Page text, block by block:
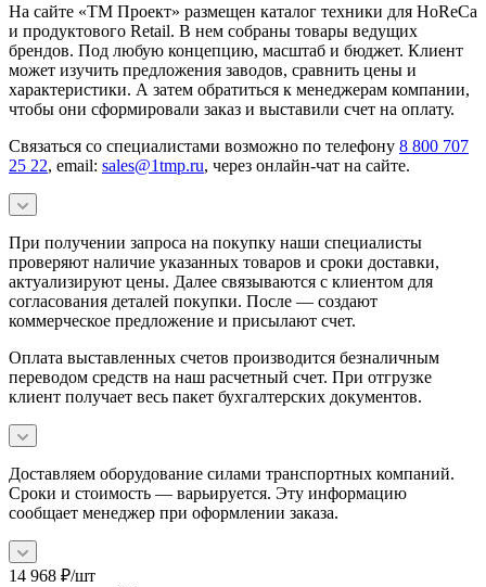
На сайте «ТМ Проект» размещен каталог техники для HoReCa
и продуктового Retail. В нем собраны товары ведущих
брендов. Под любую концепцию, масштаб и бюджет. Клиент
может изучить предложения заводов, сравнить цены и
характеристики. А затем обратиться к менеджерам компании,
чтобы они сформировали заказ и выставили счет на оплату.
Связаться со специалистами возможно по телефону 8 800 707
25 22, email: sales@1tmp.ru, через онлайн-чат на сайте.
При получении запроса на покупку наши специалисты
проверяют наличие указанных товаров и сроки доставки,
актуализируют цены. Далее связываются с клиентом для
согласования деталей покупки. После — создают
коммерческое предложение и присылают счет.
Оплата выставленных счетов производится безналичным
переводом средств на наш расчетный счет. При отгрузке
клиент получает весь пакет бухгалтерских документов.
Доставляем оборудование силами транспортных компаний.
Сроки и стоимость — варьируется. Эту информацию
сообщает менеджер при оформлении заказа.
14 968 ₽/шт